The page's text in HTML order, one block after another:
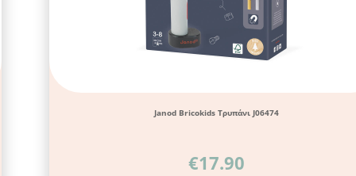
Janod Bricokids Τρυπάνι J06474
€17.90